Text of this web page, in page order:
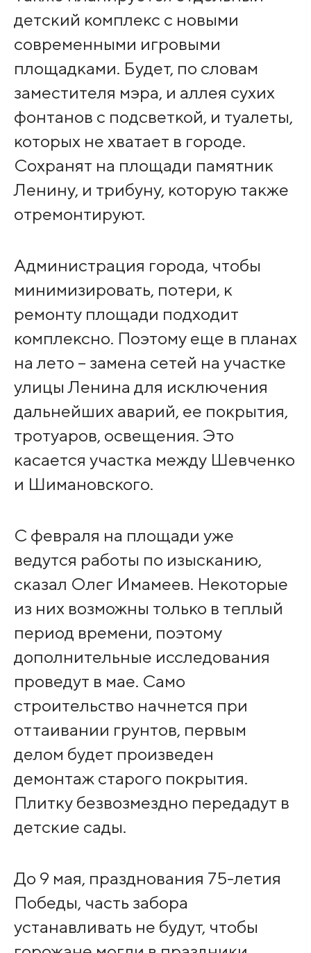
детский комплекс с новыми
современными игровыми
площадками. Будет, по словам
заместителя мэра, и аллея сухих
фонтанов с подсветкой, и туалеты,
которых не хватает в городе.
Сохранят на площади памятник
Ленину, и трибуну, которую также
отремонтируют.
Администрация города, чтобы
минимизировать, потери, к
ремонту площади подходит
комплексно. Поэтому еще в планах
на лето – замена сетей на участке
улицы Ленина для исключения
дальнейших аварий, ее покрытия,
тротуаров, освещения. Это
касается участка между Шевченко
и Шимановского.
С февраля на площади уже
ведутся работы по изысканию,
сказал Олег Имамеев. Некоторые
из них возможны только в теплый
период времени, поэтому
дополнительные исследования
проведут в мае. Само
строительство начнется при
оттаивании грунтов, первым
делом будет произведен
демонтаж старого покрытия.
Плитку безвозмездно передадут в
детские сады.
До 9 мая, празднования 75-летия
Победы, часть забора
устанавливать не будут, чтобы